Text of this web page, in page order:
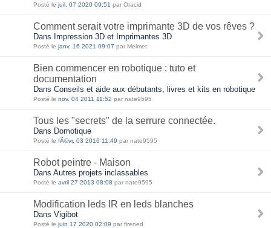
Posté le juil. 07 2020 09:51 par Oracid
Comment serait votre imprimante 3D de vos rêves ?
Dans Impression 3D et Imprimantes 3D
Posté le janv. 16 2021 09:07 par Melmet
Bien commencer en robotique : tuto et
documentation
Dans Conseils et aide aux débutants, livres et kits en robotique
Posté le nov. 04 2011 11:52 par nate9595
Tous les "secrets" de la serrure connectée.
Dans Domotique
Posté le fÃ©vr. 03 2016 11:49 par nate9595
Robot peintre - Maison
Dans Autres projets inclassables
Posté le avril 27 2013 08:08 par nate9595
Modification leds IR en leds blanches
Dans Vigibot
Posté le juin 17 2020 02:09 par firened